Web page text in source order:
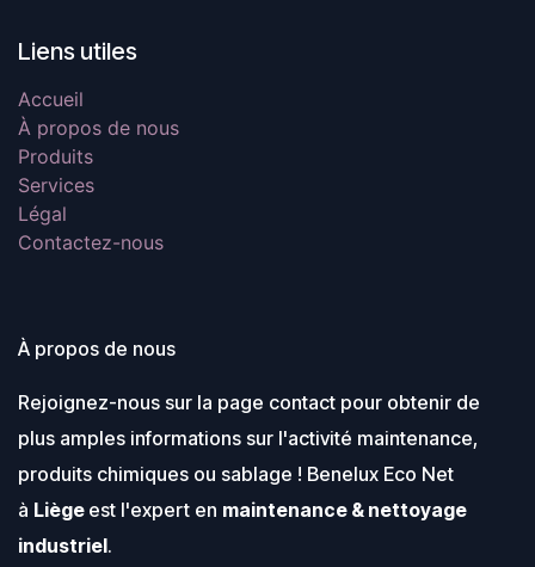
Liens utiles
Accueil
À propos de nous
Produits
Services
Légal
Contactez-nous
À propos de nous
Rejoignez-nous sur la page contact pour obtenir de
plus amples informations sur l'activité maintenance,
produits chimiques ou sablage ! Benelux Eco Net
à Liège est l'expert en maintenance & nettoyage
industriel.